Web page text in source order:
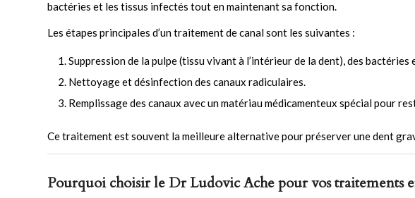
bactéries et les tissus infectés tout en maintenant sa fonction.
Les étapes principales d’un traitement de canal sont les suivantes :
Suppression de la pulpe (tissu vivant à l’intérieur de la dent), des bactéries
Nettoyage et désinfection des canaux radiculaires.
Remplissage des canaux avec un matériau médicamenteux spécial pour
Ce traitement est souvent la meilleure alternative pour préserver une dent
Pourquoi choisir le Dr Ludovic Ache pour vos traitements